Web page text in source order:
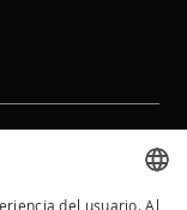
del usuario. Al